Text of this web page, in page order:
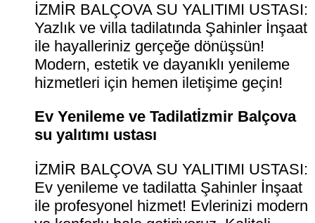
İZMİR BALÇOVA SU YALITIMI USTASI:
Yazlık ve villa tadilatında Şahinler İnşaat
ile hayalleriniz gerçeğe dönüşsün!
Modern, estetik ve dayanıklı yenileme
hizmetleri için hemen iletişime geçin!
Ev Yenileme ve Tadilatİzmir Balçova
su yalıtımı ustası
İZMİR BALÇOVA SU YALITIMI USTASI:
Ev yenileme ve tadilatta Şahinler İnşaat
ile profesyonel hizmet! Evlerinizi modern